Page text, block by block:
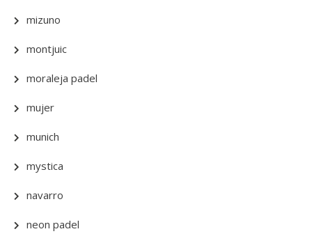
mizuno
montjuic
moraleja padel
mujer
munich
mystica
navarro
neon padel